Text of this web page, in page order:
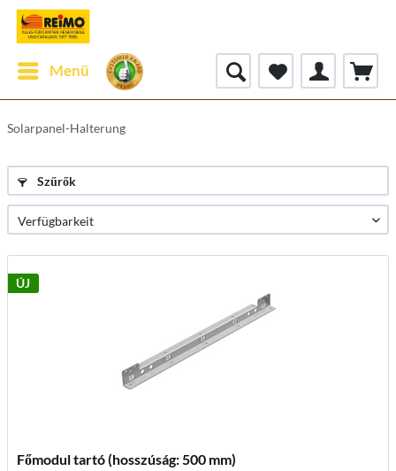
Menü
Solarpanel-Halterung
Szűrők
ÚJ
Főmodul tartó (hosszúság: 500 mm)